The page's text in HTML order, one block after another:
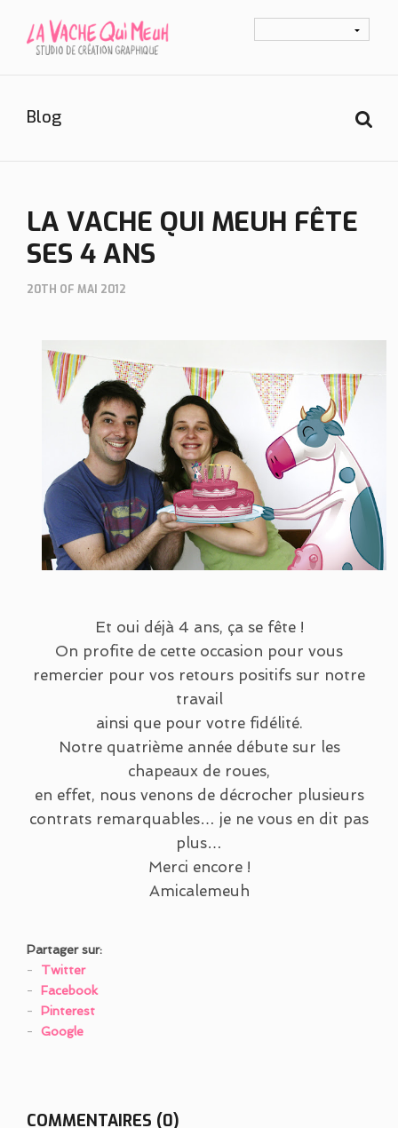
Blog
LA VACHE QUI MEUH FÊTE
SES 4 ANS
20TH OF MAI 2012
Et oui déjà 4 ans, ça se fête !
On profite de cette occasion pour vous
remercier pour vos retours positifs sur notre
travail
ainsi que pour votre fidélité.
Notre quatrième année débute sur les
chapeaux de roues,
en effet, nous venons de décrocher plusieurs
contrats remarquables… je ne vous en dit pas
plus…
Merci encore !
Amicalemeuh
Partager sur:
Twitter
Facebook
Pinterest
Google
COMMENTAIRES (0)